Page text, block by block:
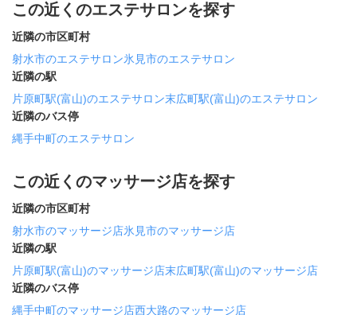
この近くのエステサロンを探す
近隣の市区町村
射水市のエステサロン氷見市のエステサロン
近隣の駅
片原町駅(富山)のエステサロン末広町駅(富山)のエステサロン
近隣のバス停
縄手中町のエステサロン
この近くのマッサージ店を探す
近隣の市区町村
射水市のマッサージ店氷見市のマッサージ店
近隣の駅
片原町駅(富山)のマッサージ店末広町駅(富山)のマッサージ店
近隣のバス停
縄手中町のマッサージ店西大路のマッサージ店